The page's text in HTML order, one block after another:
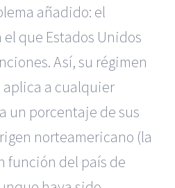
añadido: el
que Estados Unidos
Así, su régimen
a cualquier
un porcentaje de sus
norteamericano (la
función del país de